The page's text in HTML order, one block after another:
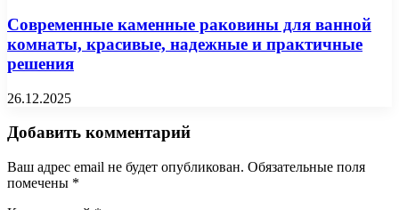
Современные каменные раковины для ванной
комнаты, красивые, надежные и практичные
решения
26.12.2025
Добавить комментарий
Ваш адрес email не будет опубликован. Обязательные поля
помечены *